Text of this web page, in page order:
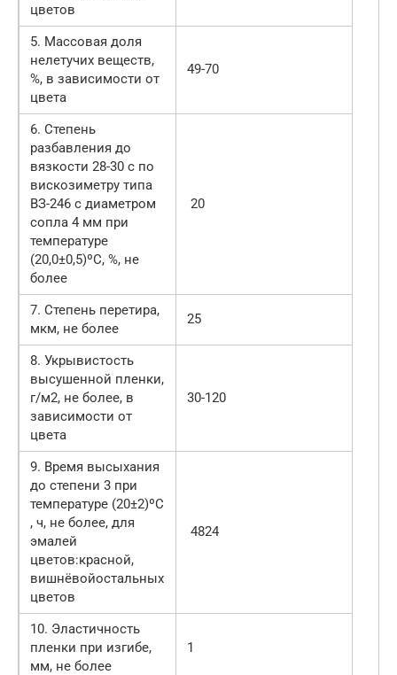
цветов
5. Массовая доля
нелетучих веществ,
%, в зависимости от
цвета
49-70
6. Степень
разбавления до
вязкости 28-30 с по
вискозиметру типа
ВЗ-246 с диаметром
сопла 4 мм при
температуре
(20,0±0,5)ºС, %, не
более
20
7. Степень перетира,
мкм, не более
25
8. Укрывистость
высушенной пленки,
г/м2, не более, в
зависимости от
цвета
30-120
9. Время высыхания
до степени 3 при
температуре (20±2)ºС
, ч, не более, для
эмалей
цветов:красной,
вишнёвойостальных
цветов
4824
10. Эластичность
пленки при изгибе,
мм, не более
1